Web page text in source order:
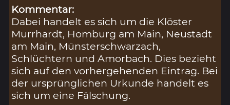
Kommentar:
Dabei handelt es sich um die Klöster
Murrhardt, Homburg am Main, Neustadt
am Main, Münsterschwarzach,
Schlüchtern und Amorbach. Dies bezieht
sich auf den vorhergehenden Eintrag. Bei
der ursprünglichen Urkunde handelt es
sich um eine Fälschung.